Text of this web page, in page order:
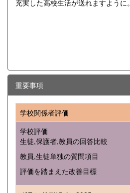
充実した高校生活が送れますように。
重要事項
学校関係者評価
学校評価
生徒,保護者,教員の回答比較
教員,生徒単独の質問項目
評価を踏まえた改善目標